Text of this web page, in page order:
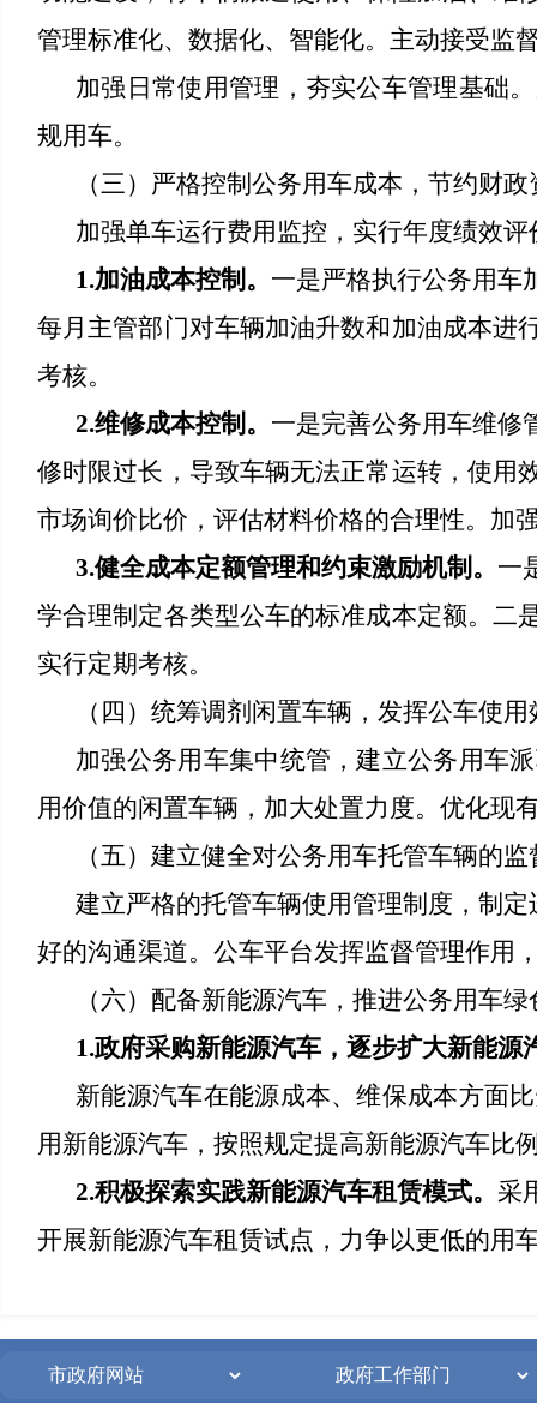
管理标准化、数据化、智能化。主动接受监
加强日常使用管理，夯实公车管理基础
规用车。
（三）严格控制公务用车成本，节约财政
加强单车运行费用监控，实行年度绩效
1.加油成本控制。 一是严格执行公务用车
每月主管部门对车辆加油升数和加油成本进
考核。
2.维修成本控制。 一是完善公务用车维修
修时限过长，导致车辆无法正常运转，使用
市场询价比价，评估材料价格的合理性。加
3.健全成本定额管理和约束激励机制。 一
学合理制定各类型公车的标准成本定额。二
实行定期考核。
（四）统筹调剂闲置车辆，发挥公车使用
加强公务用车集中统管，建立公务用车
用价值的闲置车辆，加大处置力度。优化现
（五）建立健全对公务用车托管车辆的
建立严格的托管车辆使用管理制度，制
好的沟通渠道。公车平台发挥监督管理作用
（六）配备新能源汽车，推进公务用车
1.政府采购新能源汽车，逐步扩大新能源
新能源汽车在能源成本、维保成本方面
用新能源汽车，按照规定提高新能源汽车比
2.积极探索实践新能源汽车租赁模式。 采
开展新能源汽车租赁试点，力争以更低的用